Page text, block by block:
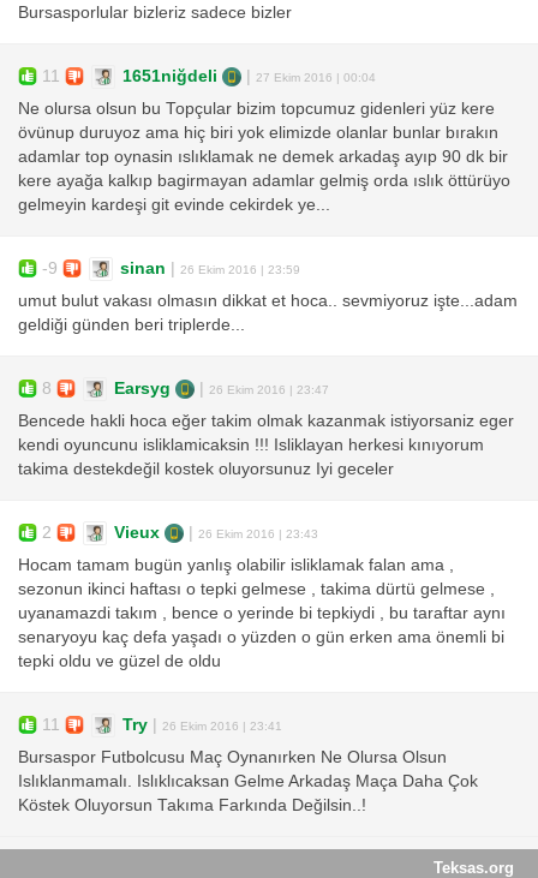
Bursasporlular bizleriz sadece bizler
11 1651niğdeli 27 Ekim 2016 | 00:04
Ne olursa olsun bu Topçular bizim topcumuz gidenleri yüz kere
övünup duruyoz ama hiç biri yok elimizde olanlar bunlar bırakın
adamlar top oynasin ıslıklamak ne demek arkadaş ayıp 90 dk bir
kere ayağa kalkıp bagirmayan adamlar gelmiş orda ıslık öttürüyo
gelmeyin kardeşi git evinde cekirdek ye...
-9 sinan 26 Ekim 2016 | 23:59
umut bulut vakası olmasın dikkat et hoca.. sevmiyoruz işte...adam
geldiği günden beri triplerde...
8 Earsyg 26 Ekim 2016 | 23:47
Bencede hakli hoca eğer takim olmak kazanmak istiyorsaniz eger
kendi oyuncunu isliklamicaksin !!! Isliklayan herkesi kınıyorum
takima destekdeğil kostek oluyorsunuz Iyi geceler
2 Vieux 26 Ekim 2016 | 23:43
Hocam tamam bugün yanlış olabilir isliklamak falan ama ,
sezonun ikinci haftası o tepki gelmese , takima dürtü gelmese ,
uyanamazdi takım , bence o yerinde bi tepkiydi , bu taraftar aynı
senaryoyu kaç defa yaşadı o yüzden o gün erken ama önemli bi
tepki oldu ve güzel de oldu
11 Try 26 Ekim 2016 | 23:41
Bursaspor Futbolcusu Maç Oynanırken Ne Olursa Olsun
Islıklanmamalı. Islıklıcaksan Gelme Arkadaş Maça Daha Çok
Köstek Oluyorsun Takıma Farkında Değilsin..!
Teksas.org